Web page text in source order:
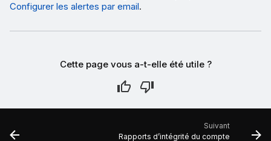
Configurer les alertes par email.
Cette page vous a-t-elle été utile ?
Suivant
Rapports d’intégrité du compte